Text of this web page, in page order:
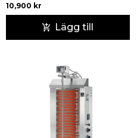
10,900 kr
Lägg till